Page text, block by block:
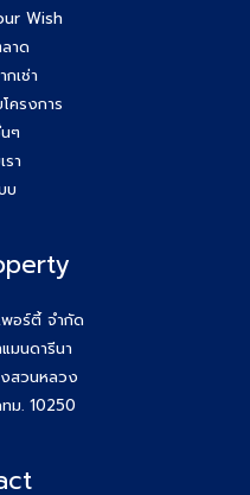
Wish
าด
เช่า
ครงการ
ๆ
รา
บ
อร์ตี้ จำกัด
มนดารีนา
สวนหลวง
ม. 10250